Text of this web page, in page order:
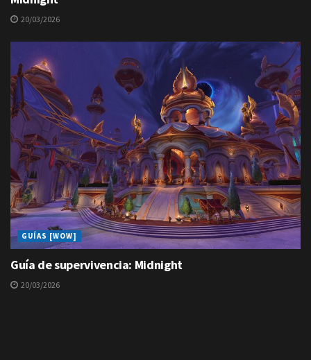
20/03/2026
GUÍAS [WOW]
Guía de supervivencia: Midnight
20/03/2026